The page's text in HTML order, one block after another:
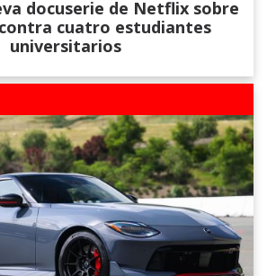
docuserie de Netflix sobre
cuatro estudiantes
universitarios